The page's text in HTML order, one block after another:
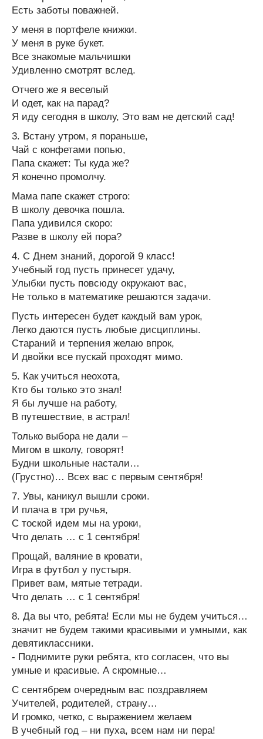
Есть заботы поважней.
У меня в портфеле книжки.
У меня в руке букет.
Все знакомые мальчишки
Удивленно смотрят вслед.
Отчего же я веселый
И одет, как на парад?
Я иду сегодня в школу, Это вам не детский сад!
3. Встану утром, я пораньше,
Чай с конфетами попью,
Папа скажет: Ты куда же?
Я конечно промолчу.
Мама папе скажет строго:
В школу девочка пошла.
Папа удивился скоро:
Разве в школу ей пора?
4. С Днем знаний, дорогой 9 класс!
Учебный год пусть принесет удачу,
Улыбки пусть повсюду окружают вас,
Не только в математике решаются задачи.
Пусть интересен будет каждый вам урок,
Легко даются пусть любые дисциплины.
Стараний и терпения желаю впрок,
И двойки все пускай проходят мимо.
5. Как учиться неохота,
Кто бы только это знал!
Я бы лучше на работу,
В путешествие, в астрал!
Только выбора не дали –
Мигом в школу, говорят!
Будни школьные настали…
(Грустно)… Всех вас с первым сентября!
7. Увы, каникул вышли сроки.
И плача в три ручья,
С тоской идем мы на уроки,
Что делать … с 1 сентября!
Прощай, валяние в кровати,
Игра в футбол у пустыря.
Привет вам, мятые тетради.
Что делать … с 1 сентября!
8. Да вы что, ребята! Если мы не будем учиться…
значит не будем такими красивыми и умными, как
девятиклассники.
- Поднимите руки ребята, кто согласен, что вы
умные и красивые. А скромные…
С сентябрем очередным вас поздравляем
Учителей, родителей, страну…
И громко, четко, с выражением желаем
В учебный год – ни пуха, всем нам ни пера!